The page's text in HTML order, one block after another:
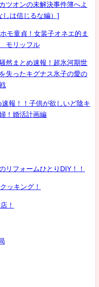
ツオンの未解決事件簿へよ
しは信じるな編）]
童貞！女装子オネエ的ま
モリッフル
然まとめ速報！超氷河期世
失ったキグナス氷子の愛の
報！！子供が欲しいど陰キ
！婚活計画編
リフォームひとりDIY！！
ッキング！
！